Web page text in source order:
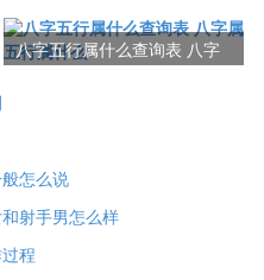
宫，音火乃是自生之地，而不
柴薪（寅、卯）而火力显
中的烈火，所谓“天地为炉，阴
坤再造的陶冶。炉中火是典型
八字五行属什么查询表 八字
怎么说
射手男怎么样
程